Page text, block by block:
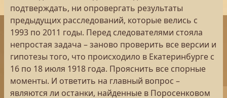
подтверждать, ни опровергать результаты
предыдущих расследований, которые велись с
1993 по 2011 годы. Перед следователями стояла
непростая задача – заново проверить все версии и
гипотезы того, что происходило в Екатеринбурге с
16 по 18 июля 1918 года. Прояснить все спорные
моменты. И ответить на главный вопрос –
являются ли останки, найденные в Поросенковом